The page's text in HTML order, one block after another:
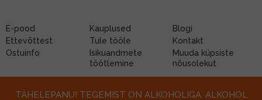
E-pood Kauplused
Blogi
Ettevõttest
Tule tööle
Kontakt
Ostuinfo
Isikuandmete
töötlemine
Muuda küpsiste
nõusolekut
TÄHELEPANU! TEGEMIST ON ALKOHOLIGA. ALKOHOL